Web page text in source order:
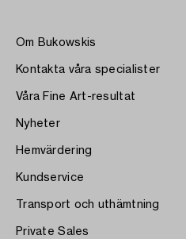
Om Bukowskis
Kontakta våra specialister
Våra Fine Art-resultat
Nyheter
Hemvärdering
Kundservice
Transport och uthämtning
Private Sales